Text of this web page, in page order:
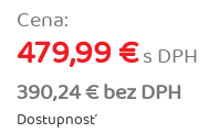
Cena:
479,99 €s DPH
390,24 € bez DPH
Dostupnosť